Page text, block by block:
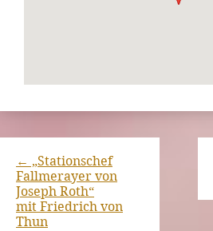
← „Stationschef
Fallmerayer von
Joseph Roth“
mit Friedrich von
Thun